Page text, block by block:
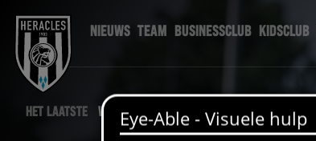
NIEUWS TEAM BUSINESSCLUB KIDSCLUB
HET LAATSTE WEDSTRIJD NIEUWS